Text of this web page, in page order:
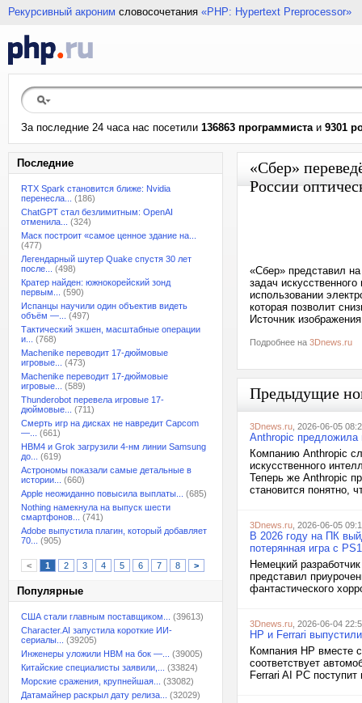
Рекурсивный акроним словосочетания «PHP: Hypertext Preprocessor»
За последние 24 часа нас посетили 136863 программистаи 9301
Последние
RTX Spark становится ближе: Nvidia
перенесла...
(186)
ChatGPT стал безлимитным: OpenAI
отменила...
(324)
Маск построит «самое ценное здание на...
(477)
Легендарный шутер Quake спустя 30 лет
после...
(498)
Кратер найден: южнокорейский зонд
первым...
(590)
Испанцы научили один объектив видеть
объём —...
(497)
Тактический экшен, масштабные операции
и...
(768)
Machenike переводит 17-дюймовые
игровые...
(473)
Machenike переводит 17-дюймовые
игровые...
(589)
Thunderobot перевела игровые 17-
дюймовые...
(711)
Смерть игр на дисках не навредит Capcom
—...
(661)
HBM4 и Grok загрузили 4-нм линии Samsung
до...
(619)
Астрономы показали самые детальные в
истории...
(660)
Apple неожиданно повысила выплаты...
(685)
Nothing намекнула на выпуск шести
смартфонов...
(741)
Adobe выпустила плагин, который добавляет
70...
(905)
< 1 2 3 4 5 6 7 8 >
Популярные
США стали главным поставщиком...
(39613)
Character.AI запустила короткие ИИ-
сериалы...
(39205)
Инженеры уложили HBM на бок —...
(39005)
Китайские специалисты заявили,...
(33824)
Морские сражения, крупнейшая...
(33082)
Датамайнер раскрыл дату релиза...
(32029)
«Сбер»
России
«Сбер» представил
задач
использовании
которая позволит
Источник
Подробнее на 3Dnews.ru
Предыдущие
3Dnews.ru , 2026-06-05
Anthropic предложила
Компанию Anthropic
искусственного
Теперь же Anthropic
становится понятно,
3Dnews.ru , 2026-06-05
В 2026 году на ПК
потерянная игра с PS1
Немецкий
представил
фантастического
3Dnews.ru , 2026-06-04
HP и Ferrari
Компания HP вместе
соответствует
Ferrari AI PC